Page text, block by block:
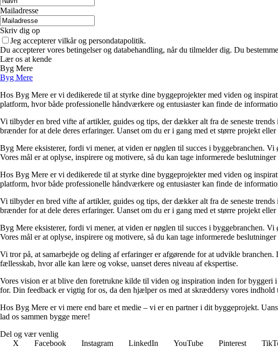
Mailadresse
Skriv dig op
Jeg accepterer vilkår og persondatapolitik.
Du accepterer vores betingelser og databehandling, når du tilmelder dig. Du
Lær os at kende
Byg Mere
Byg Mere
Hos Byg Mere er vi dedikerede til at styrke dine byggeprojekter med viden og
platform, hvor både professionelle håndværkere og entusiaster kan finde de
Vi tilbyder en bred vifte af artikler, guides og tips, der dækker alt fra de seneste
brænder for at dele deres erfaringer. Uanset om du er i gang med et større projekt
Byg Mere eksisterer, fordi vi mener, at viden er nøglen til succes i byggebranchen.
Vores mål er at oplyse, inspirere og motivere, så du kan tage informerede beslutninger
Hos Byg Mere er vi dedikerede til at styrke dine byggeprojekter med viden og
platform, hvor både professionelle håndværkere og entusiaster kan finde de
Vi tilbyder en bred vifte af artikler, guides og tips, der dækker alt fra de seneste
brænder for at dele deres erfaringer. Uanset om du er i gang med et større projekt
Byg Mere eksisterer, fordi vi mener, at viden er nøglen til succes i byggebranchen.
Vores mål er at oplyse, inspirere og motivere, så du kan tage informerede beslutninger
Vi tror på, at samarbejde og deling af erfaringer er afgørende for at udvikle
fællesskab, hvor alle kan lære og vokse, uanset deres niveau af ekspertise.
Vores vision er at blive den foretrukne kilde til viden og inspiration inden for
for. Din feedback er vigtig for os, da den hjælper os med at skræddersy vores indhold
Hos Byg Mere er vi mere end bare et medie – vi er en partner i dit byggeprojekt.
lad os sammen bygge mere!
Del og vær venlig
X
Facebook Instagram LinkedIn YouTube Pinterest